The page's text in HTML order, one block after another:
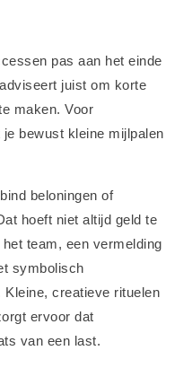
pas aan het einde
juist om korte
maken. Voor
bewust kleine mijlpalen
beloningen of
hoeft niet altijd geld te
team, een vermelding
symbolisch
creatieve rituelen
ervoor dat
van een last.